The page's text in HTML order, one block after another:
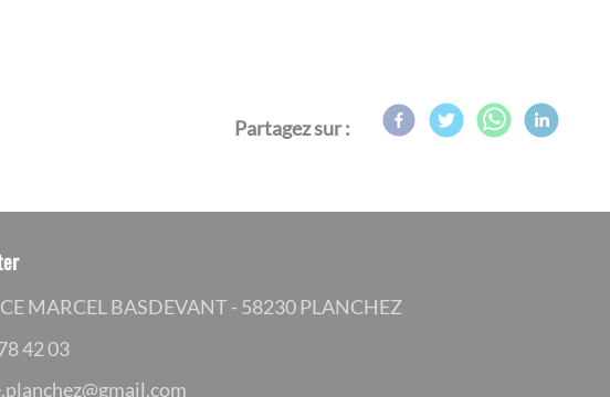
Partagez sur :
MARCEL BASDEVANT - 58230 PLANCHEZ
68 30